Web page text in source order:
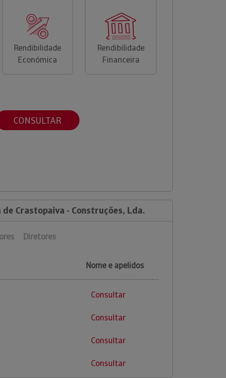
Rendibilidade
Económica
Rendibilidade
Financeira
CONSULTAR
Crastopaiva - Construções, Lda.
Diretores
Nome e apelidos
Consultar
Consultar
Consultar
Consultar